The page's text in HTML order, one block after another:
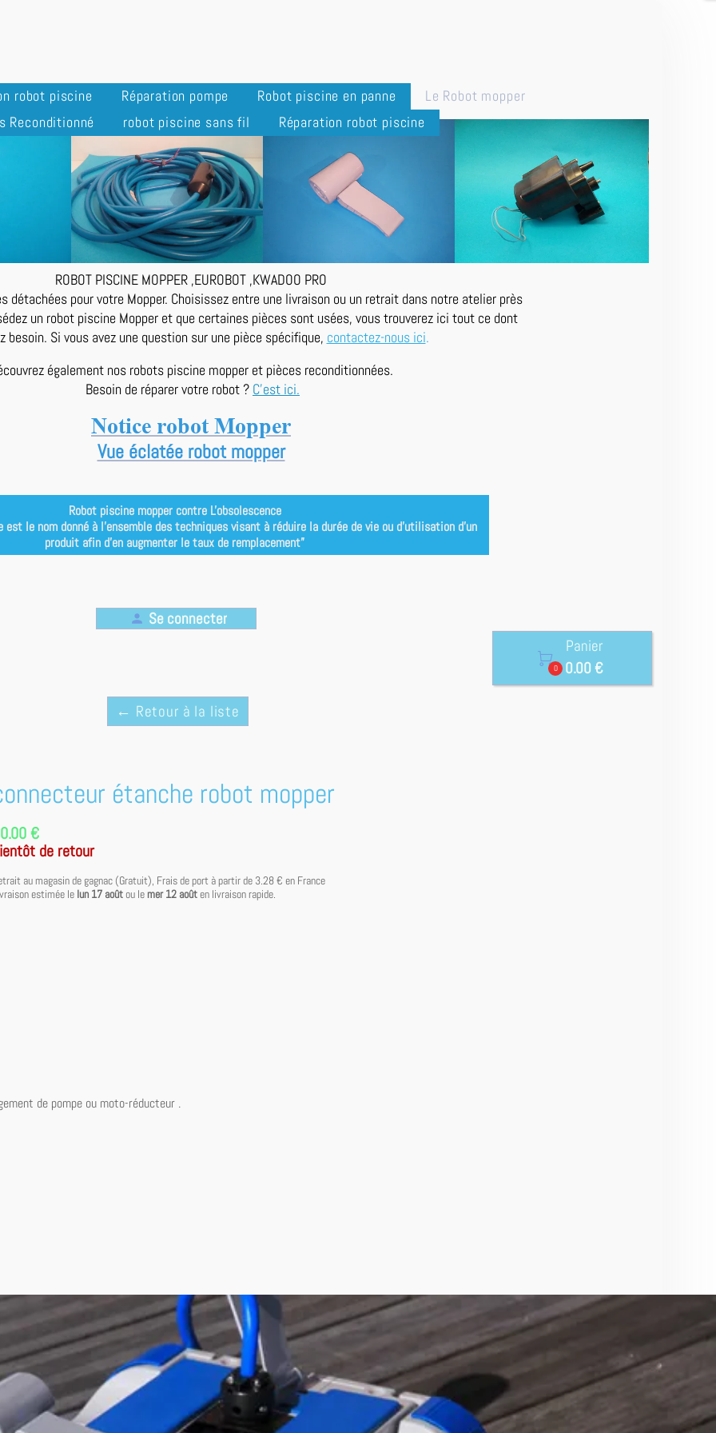
robot piscine Réparation pompe Robot piscine en panne
Le Robot mopper
Reconditionné
robot piscine sans fil Réparation robot piscine
ROBOT PISCINE MOPPER ,EUROBOT ,KWADOO PRO
détachées pour votre Mopper. Choisissez entre une livraison ou un retrait dans notre atelier près
un robot piscine Mopper et que certaines pièces sont usées, vous trouverez ici tout ce dont
besoin. Si vous avez une question sur une pièce spécifique, contactez-nous ici.
également nos robots piscine mopper et pièces reconditionnées.
Besoin de réparer votre robot ? C'est ici.
Notice robot Mopper
Vue éclatée robot mopper
Robot piscine mopper contre L'obsolescence
est le nom donné à l’ensemble des techniques visant à réduire la durée de vie ou d’utilisation d’un
produit afin d’en augmenter le taux de remplacement”
person Se connecter

0
Panier
0.00 €
← Retour à la liste
étanche robot mopper
€
de retour
au magasin de gagnac (Gratuit), Frais de port à partir de 3.28 € en France
estimée le lun 17 août ou le mer 12 août en livraison rapide.
de pompe ou moto-réducteur .